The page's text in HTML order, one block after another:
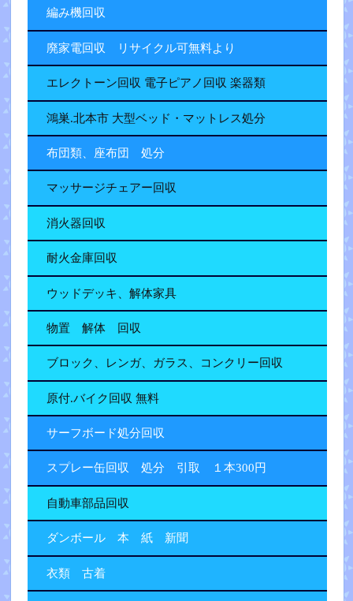
編み機回収
廃家電回収 リサイクル可無料より
エレクトーン回収 電子ピアノ回収 楽器類
鴻巣.北本市 大型ベッド・マットレス処分
布団類、座布団 処分
マッサージチェアー回収
消火器回収
耐火金庫回収
ウッドデッキ、解体家具
物置 解体 回収
ブロック、レンガ、ガラス、コンクリー回収
原付.バイク回収 無料
サーフボード処分回収
スプレー缶回収 処分 引取 １本300円
自動車部品回収
ダンボール 本 紙 新聞
衣類 古着